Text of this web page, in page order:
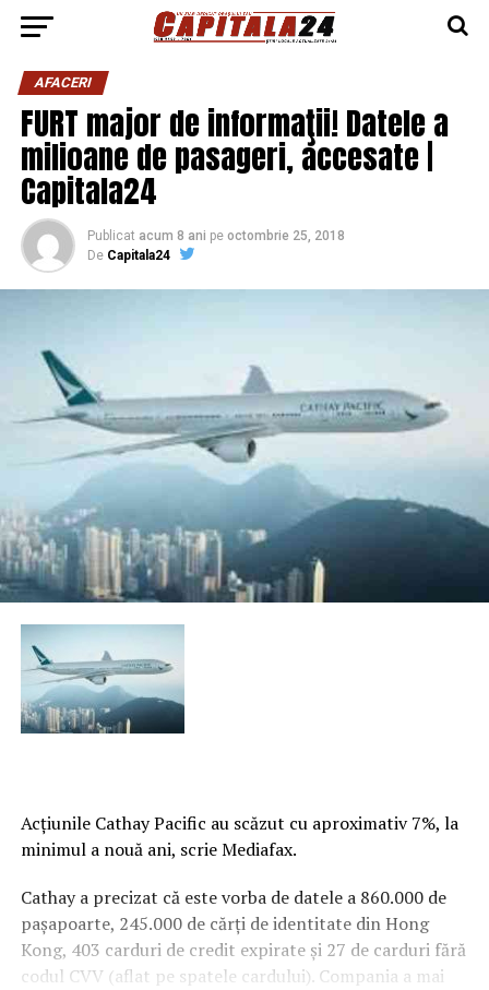
AFACERI
FURT major de informaţii! Datele a
milioane de pasageri, accesate |
Capitala24
Publicat acum 8 ani pe octombrie 25, 2018
De Capitala24
Acţiunile Cathay Pacific au scăzut cu aproximativ 7%, la
minimul a nouă ani, scrie Mediafax.
Cathay a precizat că este vorba de datele a 860.000 de
paşapoarte, 245.000 de cărţi de identitate din Hong
Kong, 403 carduri de credit expirate şi 27 de carduri fără
codul CVV (aflat pe spatele cardului). Compania a mai